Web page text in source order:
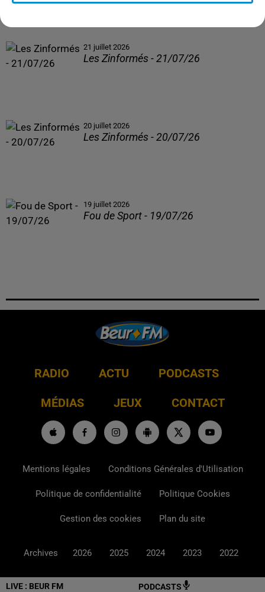
LIVE : BEUR FM PODCASTS
21 juillet 2026
Les Zinformés - 21/07/26
20 juillet 2026
Les Zinformés - 20/07/26
19 juillet 2026
Fou de Sport - 19/07/26
RADIO ACTU PODCASTS
MÉDIAS JEUX CONTACT
Mentions légales Conditions Générales d'Utilisation
Politique de confidentialité Politique Cookies
Gestion des cookies Plan du site
Archives 2026 2025 2024 2023 2022